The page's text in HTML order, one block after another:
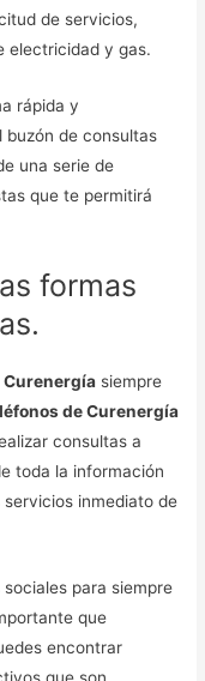
de servicios,
electricidad y gas.
rápida y
de consultas
una serie de
que te permitirá
formas
Curenergía siempre
de Curenergía
consultas a
toda la información
inmediato de
para siempre
que
encontrar